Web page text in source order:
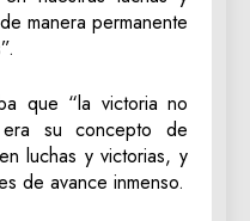
manera permanente
que “la victoria no
su concepto de
luchas y victorias, y
de avance inmenso.